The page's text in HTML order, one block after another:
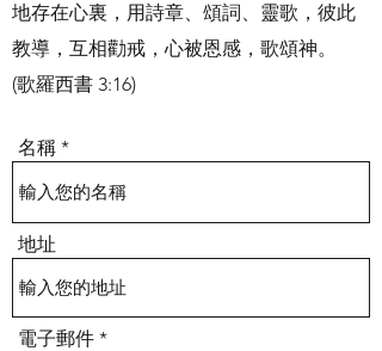
地存在心裏，用詩章、頌詞、靈歌，彼此
教導，互相勸戒，心被恩感，歌頌神。
(歌羅西書 3:16)
名稱
地址
電子郵件